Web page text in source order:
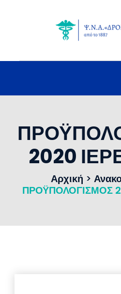
2020
Αρχική >
ΠΡΟΫΠΟΛΟΓΙΣΜΟΣ